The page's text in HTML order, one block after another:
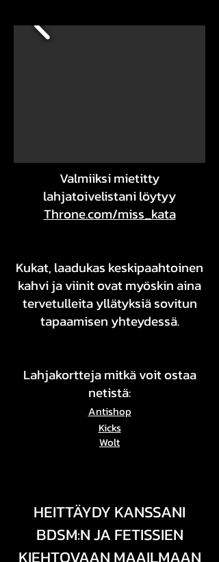
Valmiiksi mietitty
lahjatoivelistani löytyy
Throne.com/miss_kata
Kukat, laadukas keskipaahtoinen
kahvi ja viinit ovat myöskin aina
tervetulleita yllätyksiä sovitun
tapaamisen yhteydessä.
Lahjakortteja mitkä voit ostaa
netistä:
Antishop
Kicks
Wolt
HEITTÄYDY KANSSANI
BDSM:N JA FETISSIEN
KIEHTOVAAN MAAILMAAN